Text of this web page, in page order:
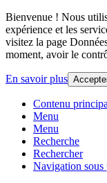
Bienvenue ! Nous
expérience et les
visitez la page
moment, avoir le
En savoir plus
Contenu
Menu
Menu
Recherche
Rechercher
Navigation sous